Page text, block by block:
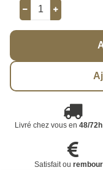
Livré chez vous en 48/72h
Satisfait ou